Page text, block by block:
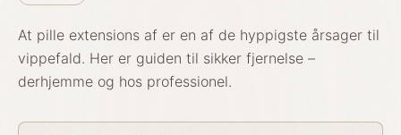
At pille extensions af er en af de hyppigste årsager til
vippefald. Her er guiden til sikker fjernelse –
derhjemme og hos professionel.